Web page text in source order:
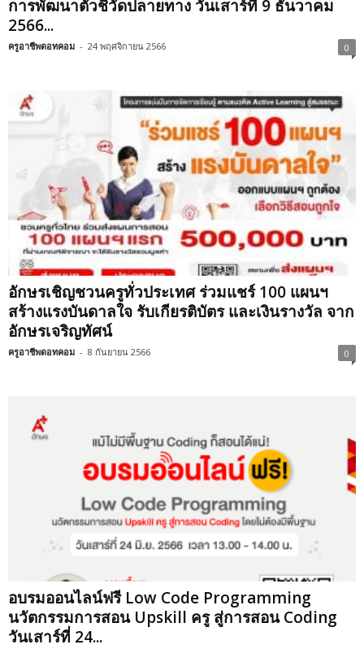
การพัฒนาตัวชี้วัดปลายทาง วันเสาร์ที่ 9 ธันวาคม
2566...
ครูอาชีพดอทคอม - 24 พฤศจิกายน 2566 0
อักษรเชิญชวนครูทั่วประเทศ ร่วมแชร์ 100 แผนฯ
สร้างแรงบันดาลใจ รับเกียรติบัตร และเงินรางวัล จาก
อักษรเจริญทัศน์
ครูอาชีพดอทคอม - 8 กันยายน 2566 0
อบรมออนไลน์ฟรี Low Code Programming
นวัตกรรมการสอน Upskill ครู สู่การสอน Coding
วันเสาร์ที่ 24...